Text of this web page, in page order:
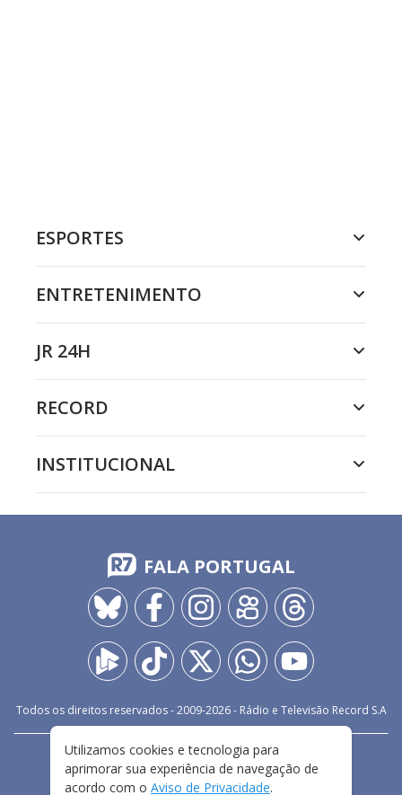
ESPORTES
ENTRETENIMENTO
JR 24H
RECORD
INSTITUCIONAL
FALA PORTUGAL
Todos os direitos reservados - 2009-2026- Rádio e Televisão Record S.A
FALE CONOSCO
PRIVACIDADE
TERMOS E CONDIÇÕES DE USO
Utilizamos cookies e tecnologia para
aprimorar sua experiência de navegação de
acordo com o Aviso de Privacidade.